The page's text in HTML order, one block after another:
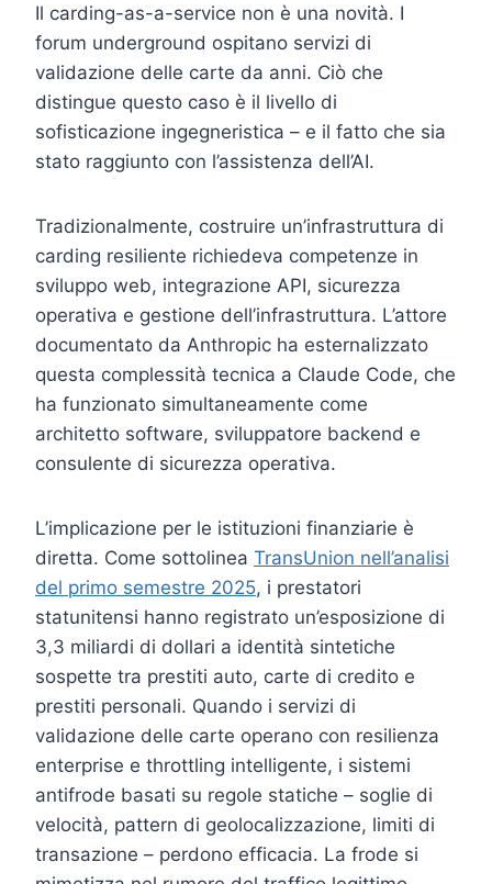
Il carding-as-a-service non è una novità. I
forum underground ospitano servizi di
validazione delle carte da anni. Ciò che
distingue questo caso è il livello di
sofisticazione ingegneristica – e il fatto che sia
stato raggiunto con l’assistenza dell’AI.
Tradizionalmente, costruire un’infrastruttura di
carding resiliente richiedeva competenze in
sviluppo web, integrazione API, sicurezza
operativa e gestione dell’infrastruttura. L’attore
documentato da Anthropic ha esternalizzato
questa complessità tecnica a Claude Code, che
ha funzionato simultaneamente come
architetto software, sviluppatore backend e
consulente di sicurezza operativa.
L’implicazione per le istituzioni finanziarie è
diretta. Come sottolinea TransUnion nell’analisi
del primo semestre 2025, i prestatori
statunitensi hanno registrato un’esposizione di
3,3 miliardi di dollari a identità sintetiche
sospette tra prestiti auto, carte di credito e
prestiti personali. Quando i servizi di
validazione delle carte operano con resilienza
enterprise e throttling intelligente, i sistemi
antifrode basati su regole statiche – soglie di
velocità, pattern di geolocalizzazione, limiti di
transazione – perdono efficacia. La frode si